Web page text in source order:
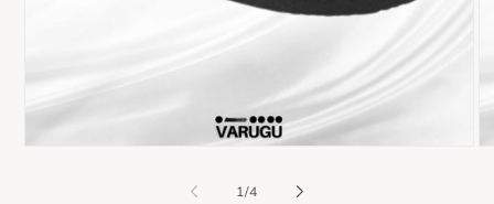
1/de
4